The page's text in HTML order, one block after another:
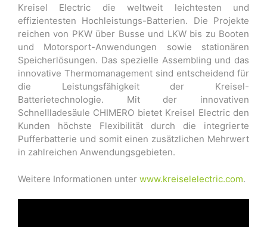
Kreisel Electric die weltweit leichtesten und
effizientesten Hochleistungs-Batterien. Die Projekte
reichen von PKW über Busse und LKW bis zu Booten
und Motorsport-Anwendungen sowie stationären
Speicherlösungen. Das spezielle Assembling und das
innovative Thermomanagement sind entscheidend für
die Leistungsfähigkeit der Kreisel-
Batterietechnologie. Mit der innovativen
Schnellladesäule CHIMERO bietet Kreisel Electric den
Kunden höchste Flexibilität durch die integrierte
Pufferbatterie und somit einen zusätzlichen Mehrwert
in zahlreichen Anwendungsgebieten.
Weitere Informationen unter www.kreiselelectric.com.